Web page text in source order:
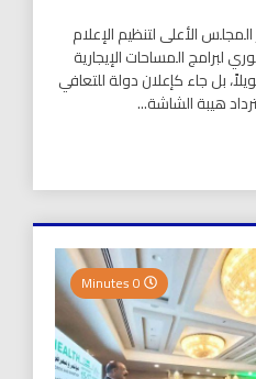
الأعلى لتنظيم الإعلام
لبرامج المساحات الإيجارية
بل جاء كإعلان دولة للتعافي
هيبة الشاشة...